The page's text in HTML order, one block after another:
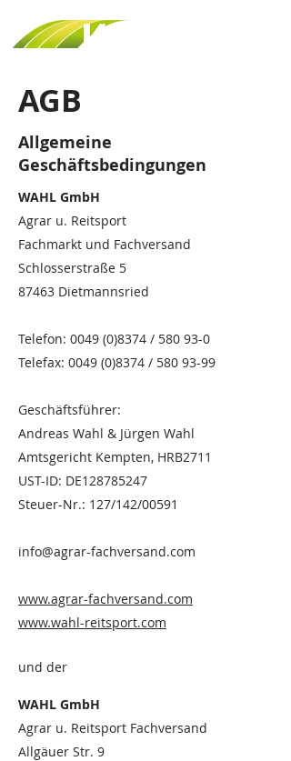
AGB
Allgemeine
Geschäftsbedingungen
WAHL GmbH
Agrar u. Reitsport
Fachmarkt und Fachversand
Schlosserstraße 5
87463 Dietmannsried
Telefon: 0049 (0)8374 / 580 93-0
Telefax: 0049 (0)8374 / 580 93-99
Geschäftsführer:
Andreas Wahl & Jürgen Wahl
Amtsgericht Kempten, HRB2711
UST-ID: DE128785247
Steuer-Nr.: 127/142/00591
info@agrar-fachversand.com
www.agrar-fachversand.com
www.wahl-reitsport.com
und der
WAHL GmbH
Agrar u. Reitsport Fachversand
Allgäuer Str. 9